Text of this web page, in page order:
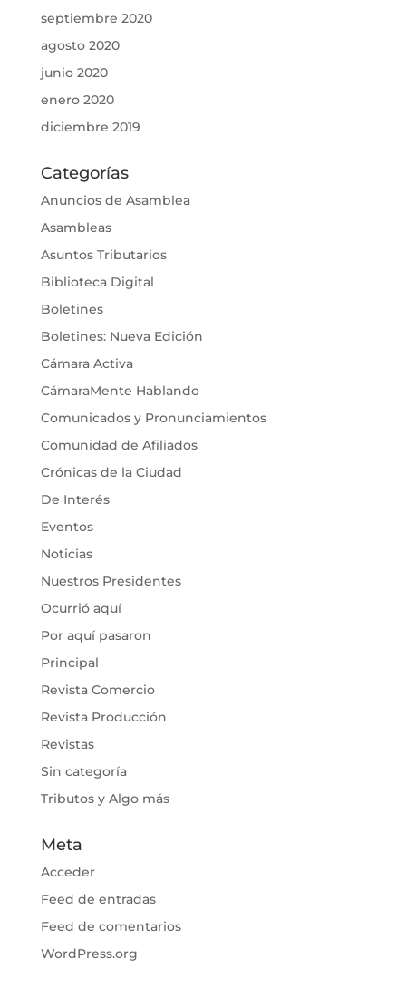
septiembre 2020
agosto 2020
junio 2020
enero 2020
diciembre 2019
Categorías
Anuncios de Asamblea
Asambleas
Asuntos Tributarios
Biblioteca Digital
Boletines
Boletines: Nueva Edición
Cámara Activa
CámaraMente Hablando
Comunicados y Pronunciamientos
Comunidad de Afiliados
Crónicas de la Ciudad
De Interés
Eventos
Noticias
Nuestros Presidentes
Ocurrió aquí
Por aquí pasaron
Principal
Revista Comercio
Revista Producción
Revistas
Sin categoría
Tributos y Algo más
Meta
Acceder
Feed de entradas
Feed de comentarios
WordPress.org